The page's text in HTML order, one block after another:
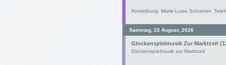
Anmeldung: Marie-Luise Schramm:
Samstag, 22 August, 2026
Glockenspielmusik Zur Marktzeit
Glockenspielmusik zur Marktzeit